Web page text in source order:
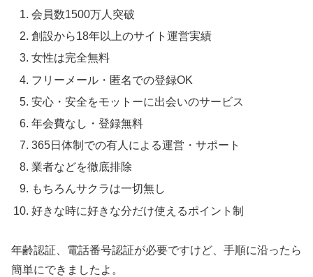
会員数1500万人突破
創設から18年以上のサイト運営実績
女性は完全無料
フリーメール・匿名での登録OK
安心・安全をモットーに出会いのサービス
年会費なし・登録無料
365日体制での有人による運営・サポート
業者などを徹底排除
もちろんサクラは一切無し
好きな時に好きな分だけ使えるポイント制
年齢認証、電話番号認証が必要ですけど、手順に沿ったら
簡単にできましたよ。